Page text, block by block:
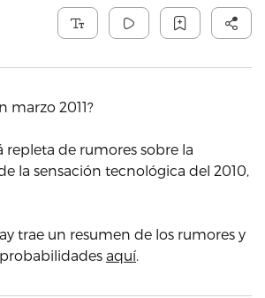
marzo 2011?
repleta de rumores sobre la
la sensación tecnológica del 2010,
trae un resumen de los rumores y
aquí.